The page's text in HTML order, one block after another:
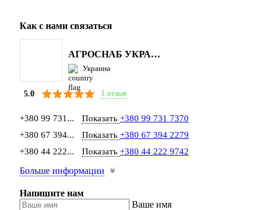
Как с нами связаться
АГРОСНАБ УКРАЇНА
Украина
5.0 1 отзыв
+380 99 731... Показать +380 99 731 7370
+380 67 394...
Показать +380 67 394 2279
+380 44 222...
Показать +380 44 222 9742
Больше информации
Напишите нам
Ваше имя